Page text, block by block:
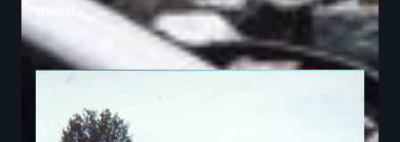
mieux.